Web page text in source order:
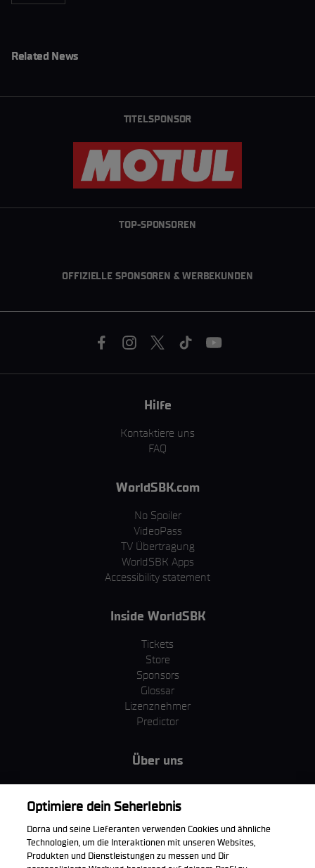
Related News
TITELSPONSOR
TOP-SPONSOREN
OFFIZIELLE SPONSOREN & WERBEKUNDEN
Hilfe
Kontaktiere uns
FAQ
WorldSBK.com
No Spoiler
VideoPass
TV Übertragung
WorldSBK Apps
Accessibility statement
Inside WorldSBK
Tickets
Store
Sponsors
Glossar
Lizenznehmer
Predictor
Über uns
MotoGP Group
Cookie Richtlinien
Unternehmen & ESG
Datenschutzerklärung
Kaufrichtlinie
Optimiere dein Seherlebnis
Dorna und seine Lieferanten verwenden Cookies und ähnliche
Technologien, um die Interaktionen mit unseren Websites,
Produkten und Dienstleistungen zu messen und Dir